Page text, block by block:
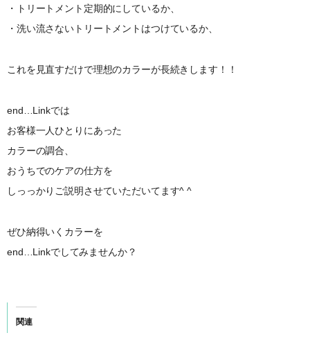
・トリートメント定期的にしているか、
・洗い流さないトリートメントはつけているか、
これを見直すだけで理想のカラーが長続きします！！
end…Linkでは
お客様一人ひとりにあった
カラーの調合、
おうちでのケアの仕方を
しっっかりご説明させていただいてます^ ^
ぜひ納得いくカラーを
end…Linkでしてみませんか？
関連